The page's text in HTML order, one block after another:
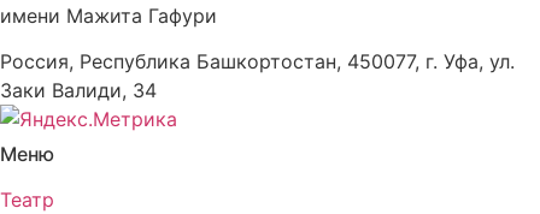
имени Мажита Гафури
Россия, Республика Башкортостан, 450077, г. Уфа, ул.
Заки Валиди, 34
Меню
Театр